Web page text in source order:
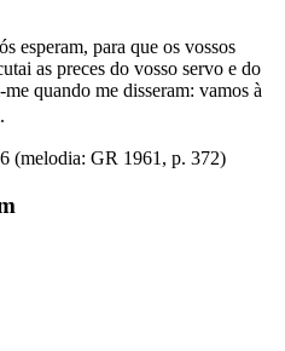
esperam, para que os vossos
as preces do vosso servo e do
quando me disseram: vamos à
(melodia: GR 1961, p. 372)